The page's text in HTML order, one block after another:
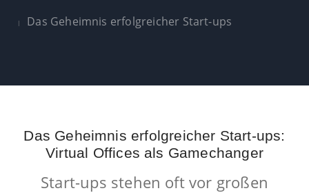
Das Geheimnis erfolgreicher Start-ups
Das Geheimnis erfolgreicher Start-ups:
Virtual Offices als Gamechanger
Start-ups stehen oft vor großen